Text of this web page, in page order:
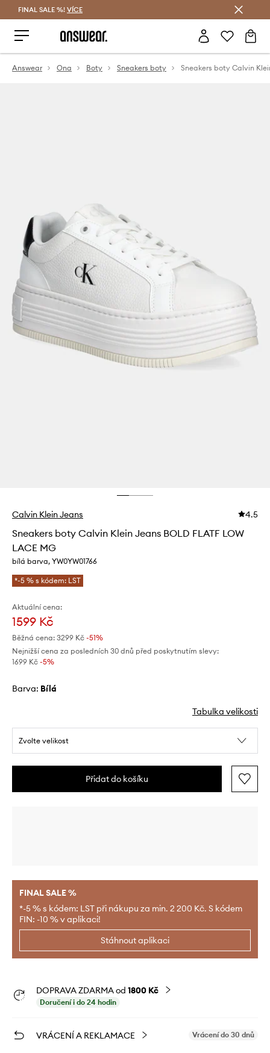
FINAL SALE %! VÍCE
Answear Ona Boty Sneakers boty
Calvin Klein Jeans 4.5
Sneakers boty Calvin Klein Jeans BOLD FLATF LOW
LACE MG
bílá barva, YW0YW01766
*-5 % s kódem: LST
Aktuální cena:
1599 Kč
Běžná cena: 3299 Kč -51%
Nejnižší cena za posledních 30 dnů před poskytnutím slevy:
1699 Kč -5%
Barva: bílá
Tabulka velikosti
Zvolte velikost
Přidat do košíku
FINAL SALE %
*-5 % s kódem: LST při nákupu za min. 2 200 Kč. S kódem
FIN: -10 % v aplikaci!
Stáhnout aplikaci
DOPRAVA ZDARMA od 1800 Kč
Doručení i do 24 hodin
VRÁCENÍ A REKLAMACE Vrácení do 30 dnů